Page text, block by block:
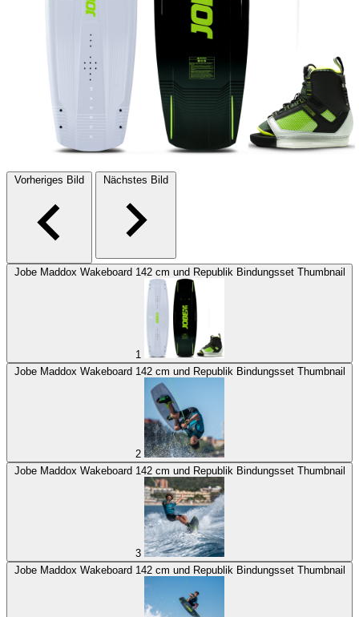
Vorheriges Bild Nächstes Bild
Jobe Maddox Wakeboard 142 cm und Republik Bindungsset Thumbnail
1
Jobe Maddox Wakeboard 142 cm und Republik Bindungsset Thumbnail
2
Jobe Maddox Wakeboard 142 cm und Republik Bindungsset Thumbnail
3
Jobe Maddox Wakeboard 142 cm und Republik Bindungsset Thumbnail